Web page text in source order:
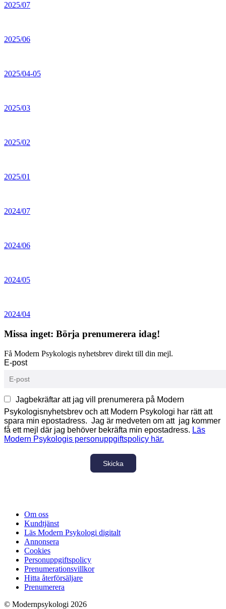
2025/07
2025/06
2025/04-05
2025/03
2025/02
2025/01
2024/07
2024/06
2024/05
2024/04
Missa inget: Börja prenumerera idag!
Få Modern Psykologis nyhetsbrev direkt till din mejl.
E-post
Jagbekräftar att jag vill prenumerera på Modern
Psykologisnyhetsbrev och att Modern Psykologi har rätt att
spara min epostadress. Jag är medveten om att jag kommer
få ett mejl där jag behöver bekräfta min epostadress. Läs
Modern Psykologis personuppgiftspolicy här.
Skicka
Om oss
Kundtjänst
Läs Modern Psykologi digitalt
Annonsera
Cookies
Personuppgiftspolicy
Prenumerationsvillkor
Hitta återförsäljare
Prenumerera
© Modernpsykologi 2026